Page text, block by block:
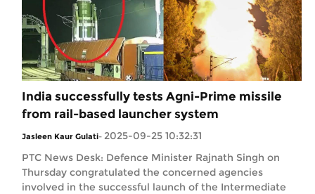
India successfully tests Agni-Prime missile
from rail-based launcher system
Jasleen Kaur Gulati- 2025-09-25 10:32:31
PTC News Desk: Defence Minister Rajnath Singh on
Thursday congratulated the concerned agencies
involved in the successful launch of the Intermediate